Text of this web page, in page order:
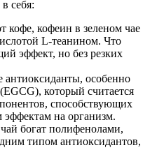
себя:
кофе, кофеин в зеленом чае
L-теанином. Что
эффект, но без резких
особенно
который считается
способствующих
на организм.
богат полифенолами,
типом антиоксидантов,